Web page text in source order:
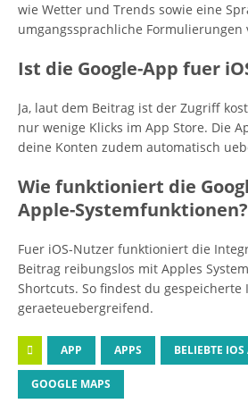
wie Wetter und Trends sowie eine
umgangssprachliche Formulierungen
Ist die Google-App fuer
Ja, laut dem Beitrag ist der Zugriff
nur wenige Klicks im App Store. Die
deine Konten zudem automatisch
Wie funktioniert die
Apple-Systemfunktionen?
Fuer iOS-Nutzer funktioniert die
Beitrag reibungslos mit Apples
Shortcuts. So findest du
geraeteuebergreifend.
APP APPS BELIEBTE
GOOGLE MAPS